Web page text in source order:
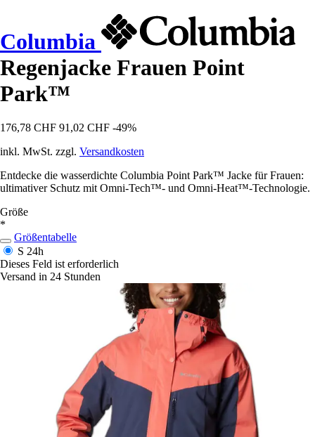
Columbia
Regenjacke Frauen Point
Park™
176,78 CHF 91,02 CHF -49%
inkl. MwSt. zzgl. Versandkosten
Entdecke die wasserdichte Columbia Point Park™ Jacke für Frauen:
ultimativer Schutz mit Omni-Tech™- und Omni-Heat™-Technologie.
Größe
*
Größentabelle
S 24h
Dieses Feld ist erforderlich
Versand in 24 Stunden